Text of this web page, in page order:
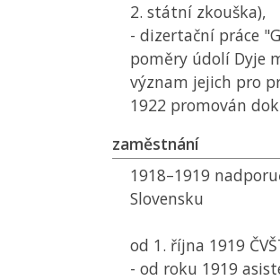
2. státní zkouška),
- dizertační práce
poměry údolí Dyje
význam jejich pro
1922 promován
zaměstnání
1918–1919
Slovensku
od 1. října 1919
- od roku 1919